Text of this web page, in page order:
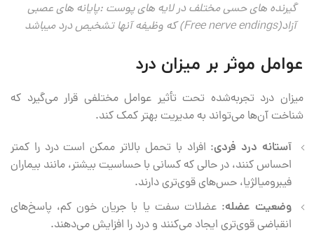
گیرنده های حسی مختلف در لایه های پوست :پایانه های عصبی
آزاد(Free nerve endings) که وظیفه آنها تشخیص درد میباشد
عوامل موثر بر میزان درد
میزان درد تجربه‌شده تحت تأثیر عوامل مختلفی قرار می‌گیرد که
شناخت آن‌ها می‌تواند به مدیریت بهتر کمک کند.
آستانه درد فردی: افراد با تحمل بالاتر ممکن است درد را کمتر
احساس کنند، در حالی که کسانی با حساسیت بیشتر، مانند بیماران
فیبرومیالژیا، حس‌های قوی‌تری دارند.
وضعیت عضله: عضلات سفت یا با جریان خون کم، پاسخ‌های
انقباضی قوی‌تری ایجاد می‌کنند و درد را افزایش می‌دهند.